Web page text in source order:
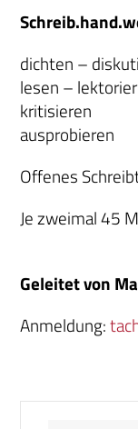
dichten –
lesen –
kritisieren
ausprobieren
Offenes
Je zweimal 45
Geleitet von
Anmeldung: